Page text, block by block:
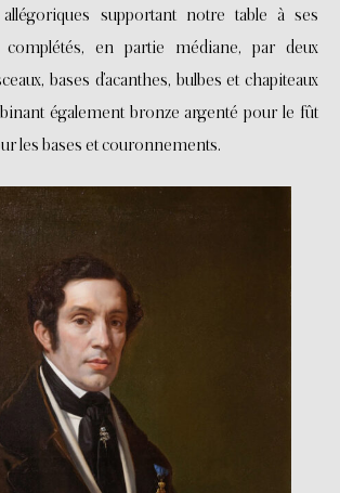
supportant notre table à ses
complétés, en partie médiane, par deux
bases d’acanthes, bulbes et chapiteaux
également bronze argenté pour le fût
les bases et couronnements.